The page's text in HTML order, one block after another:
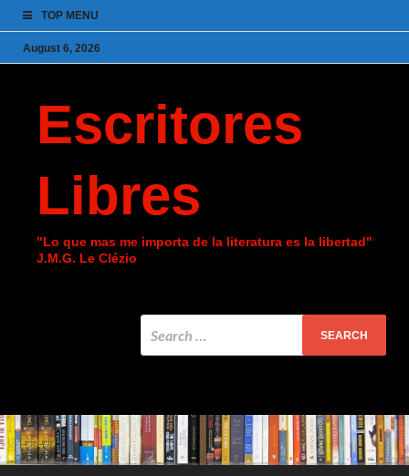
TOP MENU
August 6, 2026
Escritores
Libres
"Lo que mas me importa de la literatura es la libertad"
J.M.G. Le Clézio